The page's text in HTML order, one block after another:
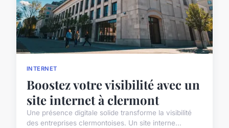
INTERNET
Boostez votre visibilité avec un
site internet à clermont
Une présence digitale solide transforme la visibilité
des entreprises clermontoises. Un site interne...